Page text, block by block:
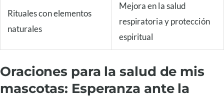
Rituales con elementos
naturales
Mejora en la salud
respiratoria y protección
espiritual
Oraciones para la salud de mis
mascotas: Esperanza ante la